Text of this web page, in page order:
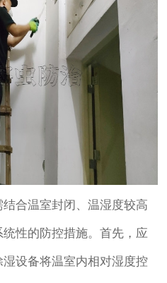
合温室封闭、温湿度较高
性的防控措施。首先，应
设备将温室内相对湿度控